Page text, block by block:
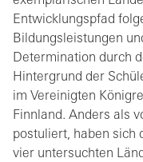
Entwicklungspfad
Bildungsleistungen
Determination durch
Hintergrund der
im Vereinigten
Finnland. Anders als
postuliert, haben sich
vier untersuchten